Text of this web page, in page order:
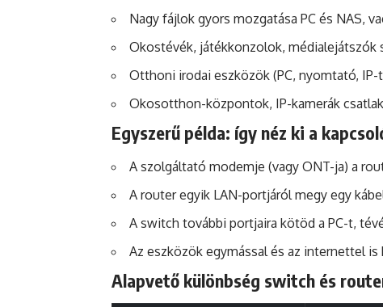
Nagy fájlok gyors mozgatása PC és NAS,
Okostévék, játékkonzolok, médialejátszók
Otthoni irodai eszközök (PC, nyomtató,
Okosotthon-központok, IP-kamerák
Egyszerű példa: így néz ki a
A szolgáltató modemje (vagy ONT-ja) a
A router egyik LAN-portjáról megy egy
A switch további portjaira kötöd a PC-t,
Az eszközök egymással és az internettel
Alapvető különbség switch és